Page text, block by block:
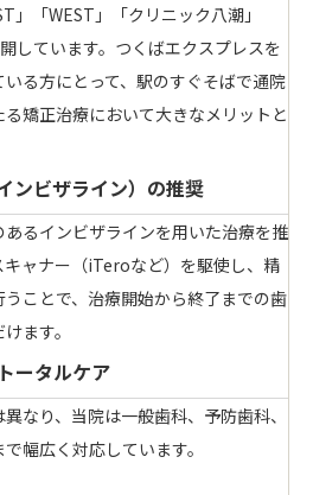
」「WEST」「クリニック八潮」
しています。つくばエクスプレスを
る方にとって、駅のすぐそばで通院
矯正治療において大きなメリットと
ンビザライン）の推奨
るインビザラインを用いた治療を推
ャナー（iTeroなど）を駆使し、精
ことで、治療開始から終了までの歯
ます。
ータルケア
なり、当院は一般歯科、予防歯科、
幅広く対応しています。